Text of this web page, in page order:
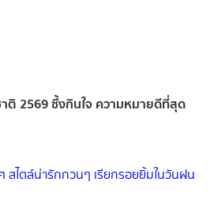
ติ 2569 ซึ้งกินใจ ความหมายดีที่สุด